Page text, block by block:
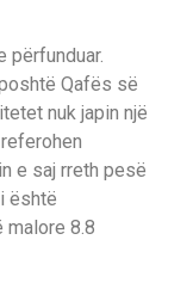
përfunduar.
Qafës së
nuk japin një
e saj rreth pesë
është
malore 8.8